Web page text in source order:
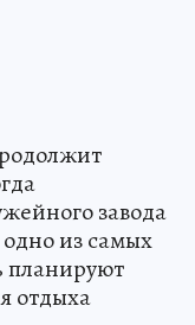
завода
одно из самых
планируют
отдыха